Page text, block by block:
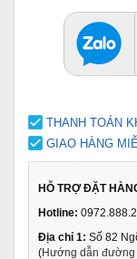
THANH TOÁN
GIAO HÀNG
HỖ TRỢ ĐẶT
Hotline:
Địa chỉ 1: Số 82
(Hướng dẫn đường